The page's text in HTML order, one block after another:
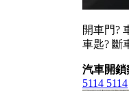
開車門?
車匙? 斷
汽車開鎖
5114 5114